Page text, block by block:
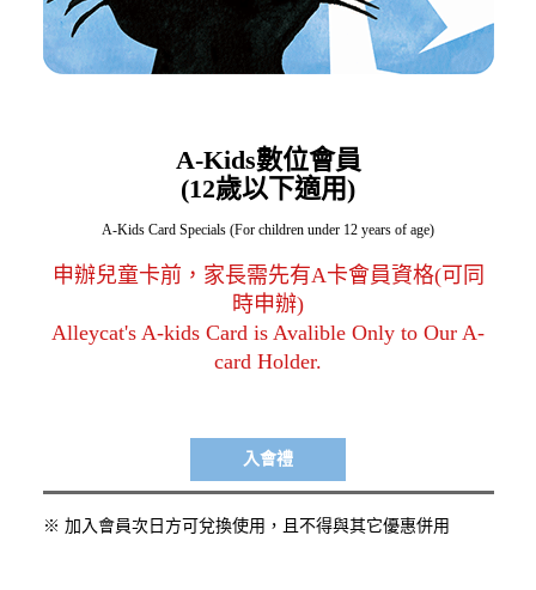
A-Kids數位會員
(12歲以下適用)
A-Kids Card Specials (For children under 12 years of age)
申辦兒童卡前，家長需先有A卡會員資格(可同
時申辦)
Alleycat's A-kids Card is Avalible Only to Our A-
card Holder.
入會禮
※ 加入會員次日方可兌換使用，且不得與其它優惠併用